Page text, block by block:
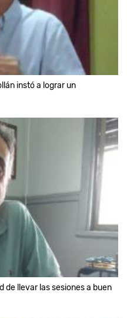
instó a lograr un
de llevar las sesiones a buen